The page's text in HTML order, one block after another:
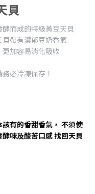
貝
而成的特級黃豆天貝
帶有濃郁豆奶香氣
加容易消化吸收
必冷凍保存！
有的香甜香氣， 不須使
味及酸苦口感 找回天貝